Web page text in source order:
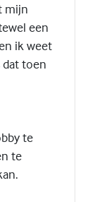
mijn
een
ik weet
dat toen
te
te